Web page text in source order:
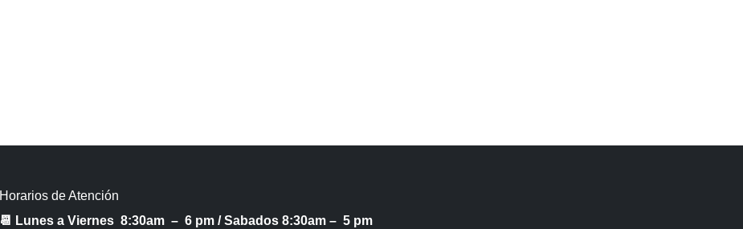
Horarios de Atención
📆 Lunes a Viernes 8:30am – 6 pm /Sabados 8:30am – 5 pm